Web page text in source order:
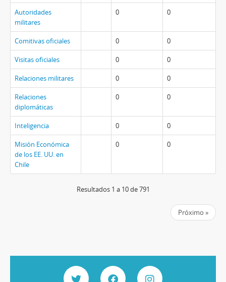
Autoridades
militares
0 0
Comitivas oficiales 0 0
Visitas oficiales 0 0
Relaciones militares 0 0
Relaciones
diplomáticas
0 0
Inteligencia 0 0
Misión Económica
de los EE. UU. en
Chile
0 0
Resultados 1 a 10 de 791
Próximo »